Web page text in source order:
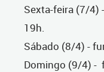
Sexta-feira (7/4)
19h.
Sábado (8/4) -
Domingo (9/4) -